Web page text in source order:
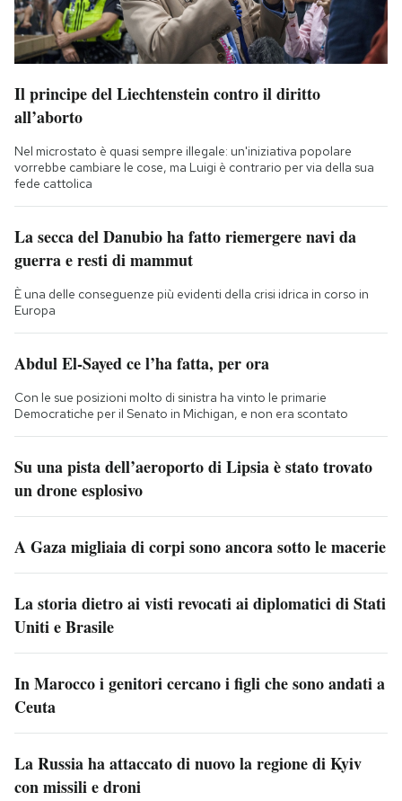
Il principe del Liechtenstein contro il diritto
all’aborto
Nel microstato è quasi sempre illegale: un'iniziativa popolare
vorrebbe cambiare le cose, ma Luigi è contrario per via della sua
fede cattolica
La secca del Danubio ha fatto riemergere navi da
guerra e resti di mammut
È una delle conseguenze più evidenti della crisi idrica in corso in
Europa
Abdul El-Sayed ce l’ha fatta, per ora
Con le sue posizioni molto di sinistra ha vinto le primarie
Democratiche per il Senato in Michigan, e non era scontato
Su una pista dell’aeroporto di Lipsia è stato trovato
un drone esplosivo
A Gaza migliaia di corpi sono ancora sotto le macerie
La storia dietro ai visti revocati ai diplomatici di Stati
Uniti e Brasile
In Marocco i genitori cercano i figli che sono andati a
Ceuta
La Russia ha attaccato di nuovo la regione di Kyiv
con missili e droni